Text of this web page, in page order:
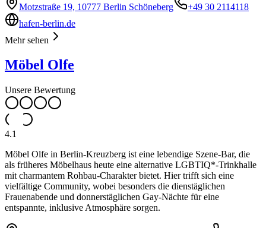
Motzstraße 19, 10777 Berlin Schöneberg
+49 30 2114118
hafen-berlin.de
Mehr sehen
Möbel Olfe
Unsere Bewertung
4.1
Möbel Olfe in Berlin-Kreuzberg ist eine lebendige Szene-Bar, die
als früheres Möbelhaus heute eine alternative LGBTIQ*-Trinkhalle
mit charmantem Rohbau-Charakter bietet. Hier trifft sich eine
vielfältige Community, wobei besonders die dienstäglichen
Frauenabende und donnerstäglichen Gay-Nächte für eine
entspannte, inklusive Atmosphäre sorgen.